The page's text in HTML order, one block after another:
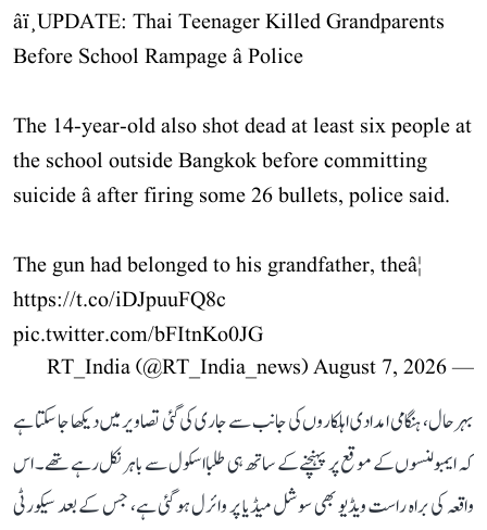
âï¸UPDATE: Thai Teenager Killed Grandparents
Before School Rampage â Police
The 14-year-old also shot dead at least six people at
the school outside Bangkok before committing
suicide â after firing some 26 bullets, police said.
The gun had belonged to his grandfather, theâ¦
https://t.co/iDJpuuFQ8c
pic.twitter.com/bFItnKo0JG
— RT_India (@RT_India_news)
August 7, 2026
بہرحال، ہنگامی امدادی اہلکاروں کی جانب سے جاری کی گئی تصاویر میں دیکھا جا سکتا ہے
کہ ایمبولنسوں کے موقع پر پہنچنے کے ساتھ ہی طلبا اسکول سے باہر نکل رہے تھے۔ اس
واقعہ کی براہ راست ویڈیو بھی سوشل میڈیا پر وائرل ہو گئی ہے، جس کے بعد سیکورٹی